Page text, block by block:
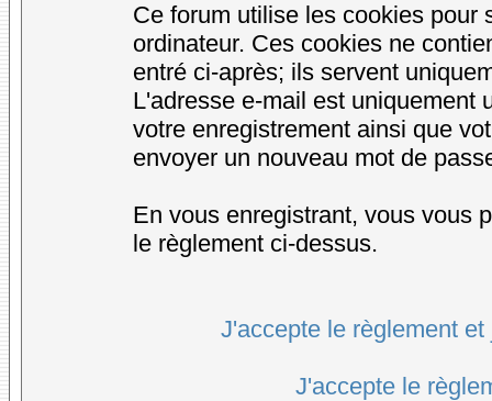
Ce forum utilise les cookies pour
ordinateur. Ces cookies ne
entré ci-après; ils servent
L'adresse e-mail est uniquement
votre enregistrement ainsi que
envoyer un nouveau mot de
En vous enregistrant, vous vous
le règlement ci-dessus.
J'accepte le règlement
J'accepte le